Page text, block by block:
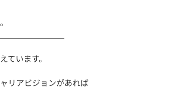
ています。
リアビジョンがあれば